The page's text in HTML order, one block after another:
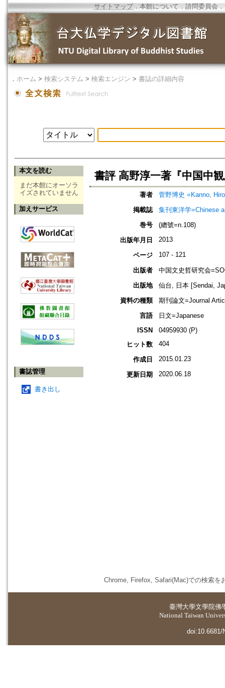
サイトマップ．本館について ． 諮問委員会 ．
． ホーム > 検索システム > 検索エンジン > 書誌の詳細内容
本文を読む
まだ本館にオーソラ
イズされていません
加えサービス
書誌管理
書き出し
書評 高野淳一著『中国中
著者
菅野博史 =Kanno,
掲載誌
集刊東洋学=Chinese
巻号
(總號=n.108)
出版年月日
2013
ページ 107 - 121
出版者
中国文史哲研究会
出版地
仙台, 日本 [Sendai,
資料の種類
期刊論文=Journal
言語
日文=Japanese
ISSN
04959930 (P)
ヒット数
404
作成日 2015.01.23
更新日期 2020.06.18
Chrome, Firefox, Safari(Mac)での検索を
臺灣大學文學院佛
National Taiwan
doi:10.6681/